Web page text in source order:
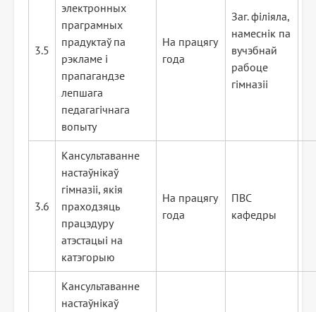
3.5
электронных
праграмных
прадуктаў па
рэкламе і
прапагандзе
лепшага
педагагічнага
вопыту
На працягу
года
Заг. філіяла,
намеснік па
вучэбнай
рабоце
гімназіі
3.6
Кансультаванне
настаўнікаў
гімназіі, якія
праходзяць
працэдуру
атэстацыі на
катэгорыю
На працягу
года
ПВС
кафедры
Кансультаванне
настаўнікаў